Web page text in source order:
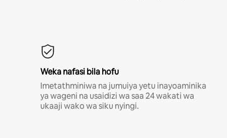
Weka nafasi bila hofu
Imetathminiwa na jumuiya yetu inayoaminika
ya wageni na usaidizi wa saa 24 wakati wa
ukaaji wako wa siku nyingi.